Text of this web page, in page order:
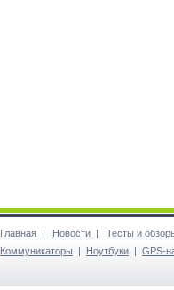
Главная | Новости | Тесты и
Коммуникаторы | Ноутбуки | GPS-